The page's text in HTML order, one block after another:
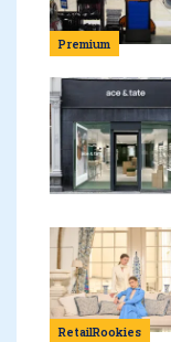
Premium
RetailRookies